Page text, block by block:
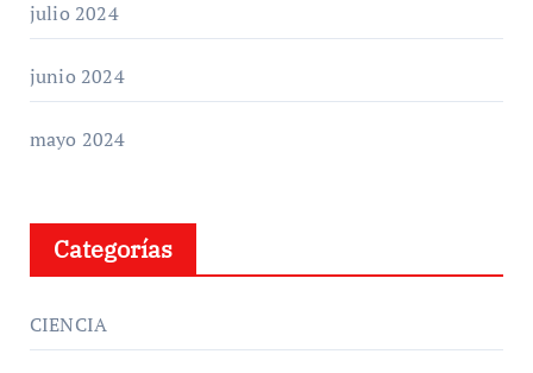
julio 2024
junio 2024
mayo 2024
Categorías
CIENCIA